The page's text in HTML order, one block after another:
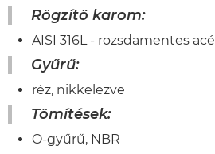
Rögzítő karom:
AISI 316L - rozsdamentes acél
Gyűrű:
réz, nikkelezve
Tömítések:
O-gyűrű, NBR